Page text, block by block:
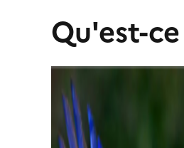
Qu'est-